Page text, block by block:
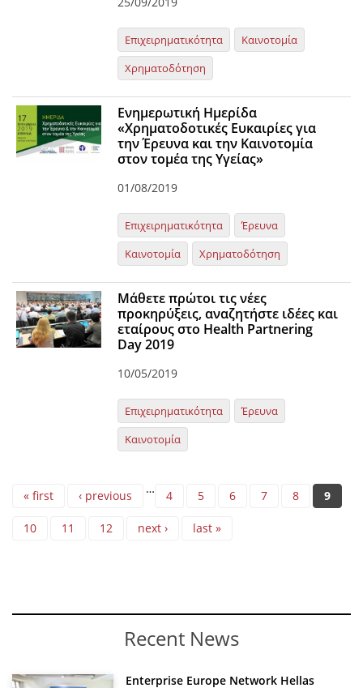
Επιχειρηματικότητα
Καινοτομία
Χρηματοδότηση
Ενημερωτική Ημερίδα
«Χρηματοδοτικές Ευκαιρίες για
την Έρευνα και την Καινοτομία
στον τομέα της Υγείας»
01/08/2019
Επιχειρηματικότητα
Έρευνα
Καινοτομία
Χρηματοδότηση
Μάθετε πρώτοι τις νέες
προκηρύξεις, αναζητήστε ιδέες και
εταίρους στο Health Partnering
Day 2019
10/05/2019
Επιχειρηματικότητα
Έρευνα
Καινοτομία
Pages
« first ‹ previous … 4 5 6 7 8 9
10 11 12 next › last »
Recent News
Enterprise Europe Network Hellas